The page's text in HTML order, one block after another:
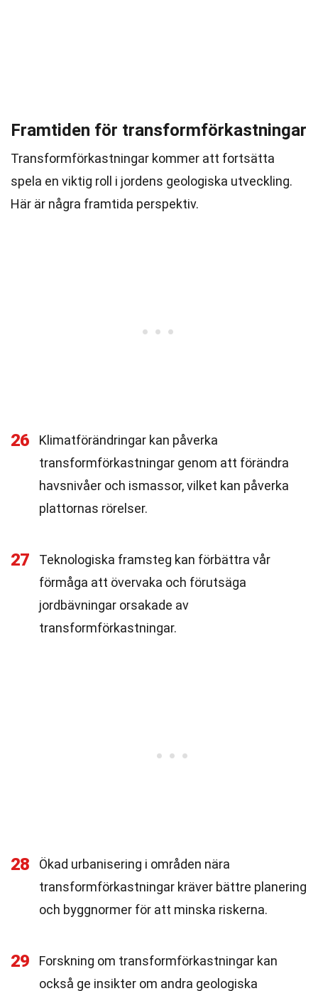
Framtiden för transformförkastningar
Transformförkastningar kommer att fortsätta
spela en viktig roll i jordens geologiska utveckling.
Här är några framtida perspektiv.
26
Klimatförändringar kan påverka
transformförkastningar genom att förändra
havsnivåer och ismassor, vilket kan påverka
plattornas rörelser.
27
Teknologiska framsteg kan förbättra vår
förmåga att övervaka och förutsäga
jordbävningar orsakade av
transformförkastningar.
28
Ökad urbanisering i områden nära
transformförkastningar kräver bättre planering
och byggnormer för att minska riskerna.
29
Forskning om transformförkastningar kan
också ge insikter om andra geologiska